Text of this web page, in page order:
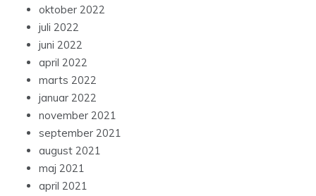
oktober 2022
juli 2022
juni 2022
april 2022
marts 2022
januar 2022
november 2021
september 2021
august 2021
maj 2021
april 2021